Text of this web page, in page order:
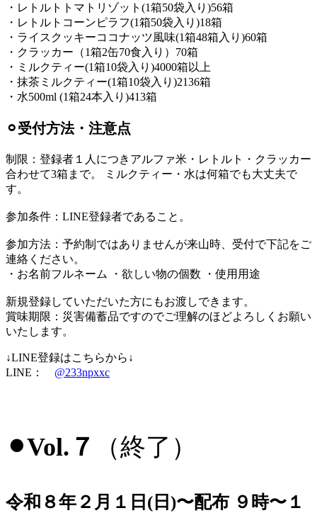
・レトルトトマトリゾット(1箱50袋入り)56箱
・レトルトコーンピラフ(1箱50袋入り)18箱
・ライスクッキーココナッツ風味(1箱48箱入り)60箱
・クラッカー（1箱2缶70食入り）70箱
・ミルクティー(1箱10袋入り)4000箱以上
・抹茶ミルクティー(1箱10袋入り)2136箱
・水500ml (1箱24本入り)413箱
⚪︎受付方法・注意点
制限：登録者１人につきアルファ米・レトルト・クラッカー
合わせて3箱まで。 ミルクティー・水は何箱でも大丈夫で
す。
参加条件：LINE登録者であること。
参加方法：予約制ではありませんが来山時、受付で下記をご
連絡ください。
・お名前フルネーム ・欲しい物の個数 ・使用用途
新規登録していただいた方にもお渡しできます。
賞味期限：災害備蓄品ですのでご理解のほどよろしくお願い
いたします。
↓LINE登録はこちらから↓
LINE： @233npxxc
⚫︎Vol.７ （終了）
令和８年２月１日(日)〜配布 ９時〜１